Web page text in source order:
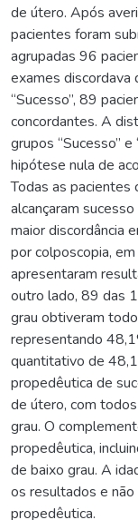
de útero. Após
pacientes foram
agrupadas 96
exames discordava
“Sucesso”, 89
concordantes. A
grupos “Sucesso”
hipótese nula de
Todas as pacientes
alcançaram
maior discordância
por colposcopia,
apresentaram
outro lado, 89 das
grau obtiveram
representando
quantitativo de
propedêutica de
de útero, com
grau. O
propedêutica,
de baixo grau. A
os resultados e
propedêutica.